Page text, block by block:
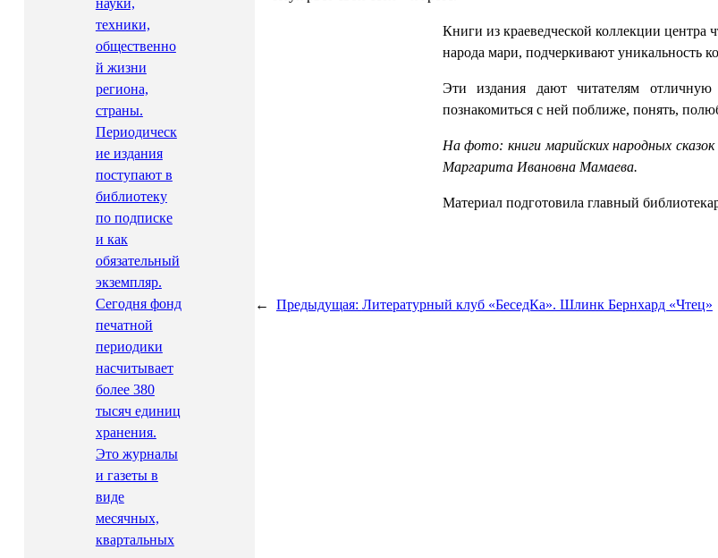
науки,
техники,
общественно
й жизни
региона,
страны.
Периодическ
ие издания
поступают в
библиотеку
по подписке
и как
обязательный
экземпляр.
Сегодня фонд
печатной
периодики
насчитывает
более 380
тысяч единиц
хранения.
Это журналы
и газеты в
виде
месячных,
квартальных
Книги из краеведческой коллекции центра
народа мари, подчеркивают уникальность
Эти издания дают читателям
познакомиться с ней поближе, понять,
На фото: книги марийских народных
Маргарита Ивановна Мамаева.
Материал подготовила главный
← Предыдущая: Литературный клуб «БеседКа». Шлинк Бернхард «Чтец»